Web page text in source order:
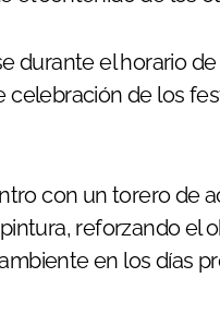
durante el horario
celebración de los
con un torero de
reforzando el
en los días